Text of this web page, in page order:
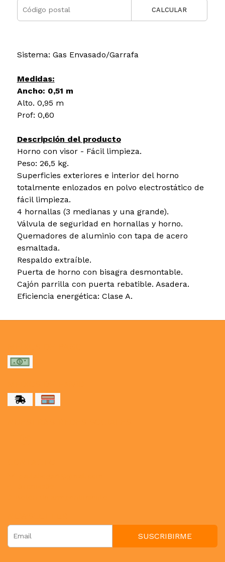
CALCULAR
Sistema: Gas Envasado/Garrafa
Medidas:
Ancho: 0,51 m
Alto. 0,95 m
Prof: 0,60
Descripción del producto
Horno con visor - Fácil limpieza.
Peso: 26,5 kg.
Superficies exteriores e interior del horno
totalmente enlozados en polvo electrostático de
fácil limpieza.
4 hornallas (3 medianas y una grande).
Válvula de seguridad en hornallas y horno.
Quemadores de aluminio con tapa de acero
esmaltada.
Respaldo extraíble.
Puerta de horno con bisagra desmontable.
Cajón parrilla con puerta rebatible. Asadera.
Eficiencia energética: Clase A.
SUSCRIBIRME